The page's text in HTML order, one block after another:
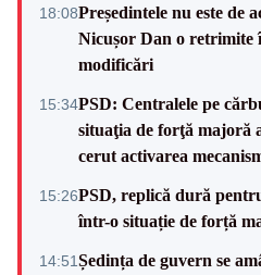
18:08Președintele nu este de
Nicușor Dan o retrimite
modificări
15:34PSD: Centralele pe
situaţia de forţă majoră
cerut activarea
15:26PSD, replică dură
într-o situație de forță
14:51Ședința de guvern se